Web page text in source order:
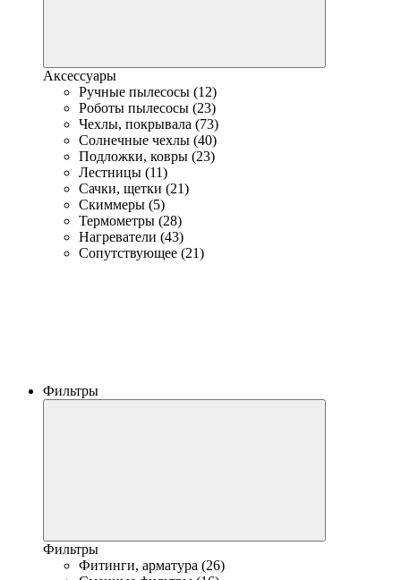
Аксессуары
Ручные пылесосы (12)
Роботы пылесосы (23)
Чехлы, покрывала (73)
Солнечные чехлы (40)
Подложки, ковры (23)
Лестницы (11)
Сачки, щетки (21)
Скиммеры (5)
Термометры (28)
Нагреватели (43)
Сопутствующее (21)
Фильтры
Фильтры
Фитинги, арматура (26)